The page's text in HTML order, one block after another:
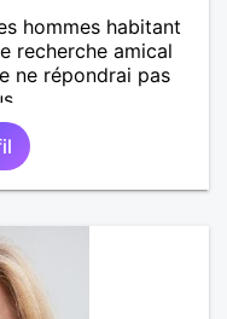
hommes habitant
recherche amical
ne répondrai pas